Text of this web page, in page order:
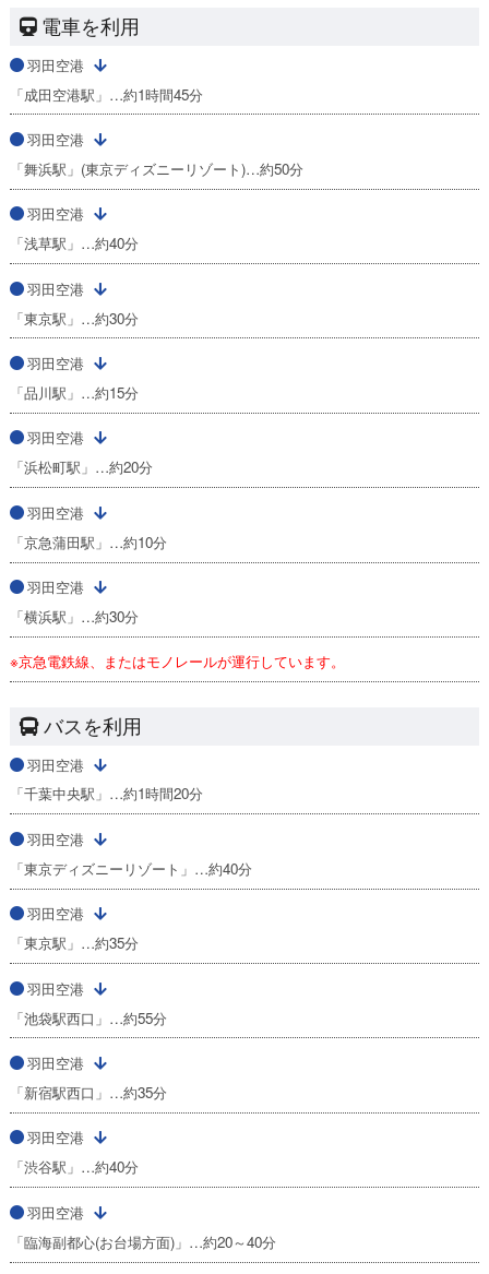
電車を利用
羽田空港
「成田空港駅」…約1時間45分
羽田空港
「舞浜駅」(東京ディズニーリゾート)…約50分
羽田空港
「浅草駅」…約40分
羽田空港
「東京駅」…約30分
羽田空港
「品川駅」…約15分
羽田空港
「浜松町駅」…約20分
羽田空港
「京急蒲田駅」…約10分
羽田空港
「横浜駅」…約30分
※京急電鉄線、またはモノレールが運行しています。
バスを利用
羽田空港
「千葉中央駅」…約1時間20分
羽田空港
「東京ディズニーリゾート」…約40分
羽田空港
「東京駅」…約35分
羽田空港
「池袋駅西口」…約55分
羽田空港
「新宿駅西口」…約35分
羽田空港
「渋谷駅」…約40分
羽田空港
「臨海副都心(お台場方面)」…約20～40分